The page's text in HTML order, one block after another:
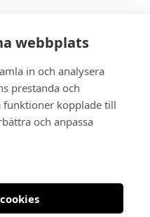
webbplats
in och analysera
prestanda och
kopplade till
och anpassa